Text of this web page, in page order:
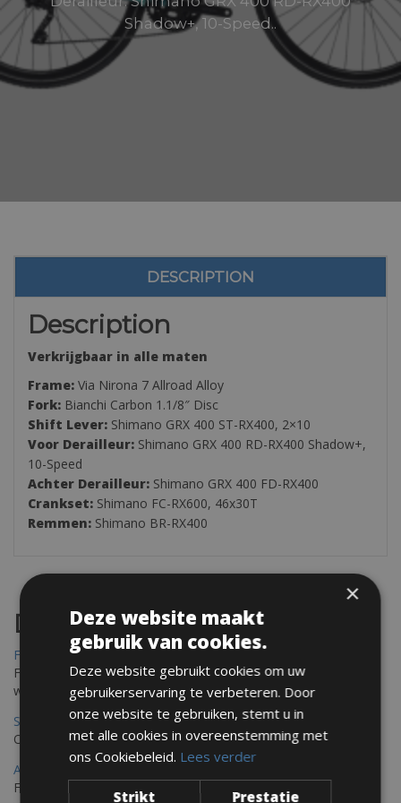
Shadow+, 10-Speed..
DESCRIPTION
Description
Verkrijgbaar in alle maten
Frame: Via Nirona 7 Allroad Alloy
Fork: Bianchi Carbon 1.1/8″ Disc
Shift Lever: Shimano GRX 400 ST-RX400, 2×10
Voor Derailleur: Shimano GRX 400 RD-RX400 Shadow+,
10-Speed
Achter Derailleur: Shimano GRX 400 FD-RX400
Crankset: Shimano FC-RX600, 46x30T
Remmen: Shimano BR-RX400
Destinations
Frejus Fietsverhuur
Fréjus en Saint-Raphaël liggen aan de Middellandse Zee en
worden omringd door het Massif de l'Esterel
Saint Raphael Fietsverhuur
Ontdek Saint Raphael, gelegen in het prachtige Var op uw fiets
Ajaccio Fietsverhuur
Fietsen in Ajaccio, gelegen op het eiland Corsica, biedt een
×
Deze website maakt
gebruik van cookies.
Deze website gebruikt cookies om uw
gebruikerservaring te verbeteren. Door
onze website te gebruiken, stemt u in
met alle cookies in overeenstemming met
ons Cookiebeleid. Lees verder
Strikt
Prestatie